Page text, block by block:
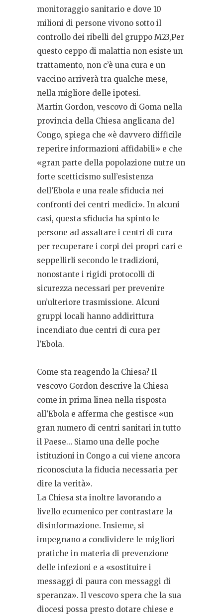
monitoraggio sanitario e dove 10
milioni di persone vivono sotto il
controllo dei ribelli del gruppo M23,Per
questo ceppo di malattia non esiste un
trattamento, non c’è una cura e un
vaccino arriverà tra qualche mese,
nella migliore delle ipotesi.
Martin Gordon, vescovo di Goma nella
provincia della Chiesa anglicana del
Congo, spiega che «è davvero difficile
reperire informazioni affidabili» e che
«gran parte della popolazione nutre un
forte scetticismo sull’esistenza
dell’Ebola e una reale sfiducia nei
confronti dei centri medici». In alcuni
casi, questa sfiducia ha spinto le
persone ad assaltare i centri di cura
per recuperare i corpi dei propri cari e
seppellirli secondo le tradizioni,
nonostante i rigidi protocolli di
sicurezza necessari per prevenire
un’ulteriore trasmissione. Alcuni
gruppi locali hanno addirittura
incendiato due centri di cura per
l’Ebola.
Come sta reagendo la Chiesa? Il
vescovo Gordon descrive la Chiesa
come in prima linea nella risposta
all’Ebola e afferma che gestisce «un
gran numero di centri sanitari in tutto
il Paese… Siamo una delle poche
istituzioni in Congo a cui viene ancora
riconosciuta la fiducia necessaria per
dire la verità».
La Chiesa sta inoltre lavorando a
livello ecumenico per contrastare la
disinformazione. Insieme, si
impegnano a condividere le migliori
pratiche in materia di prevenzione
delle infezioni e a «sostituire i
messaggi di paura con messaggi di
speranza». Il vescovo spera che la sua
diocesi possa presto dotare chiese e